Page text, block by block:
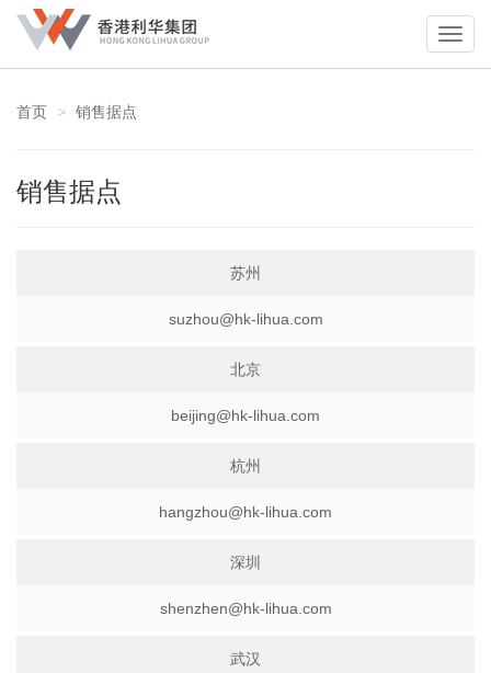
首页 销售据点
销售据点
苏州
suzhou@hk-lihua.com
北京
beijing@hk-lihua.com
杭州
hangzhou@hk-lihua.com
深圳
shenzhen@hk-lihua.com
武汉